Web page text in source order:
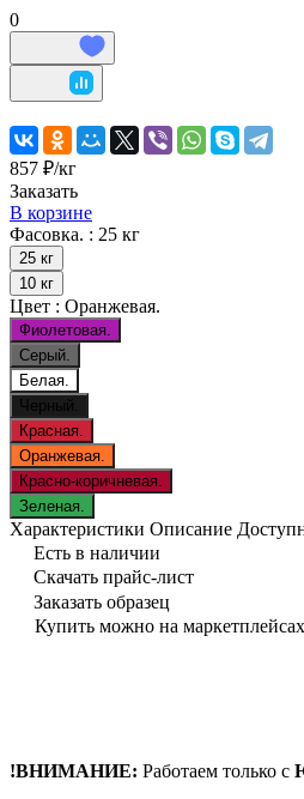
0
857 ₽/кг
Заказать
В корзине
Фасовка. : 25 кг
25 кг
10 кг
Цвет : Оранжевая.
Фиолетовая.
Серый.
Белая.
Черный.
Красная.
Оранжевая.
Красно-коричневая.
Зеленая.
Характеристики Описание
Есть в наличии
Скачать прайс-лист
Заказать образец
Купить можно на
!ВНИМАНИЕ: Работаем только с